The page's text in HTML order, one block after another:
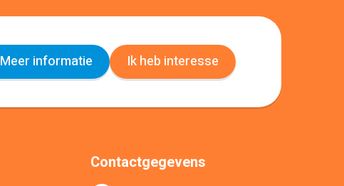
Meer informatie Ik heb interesse
Contactgegevens